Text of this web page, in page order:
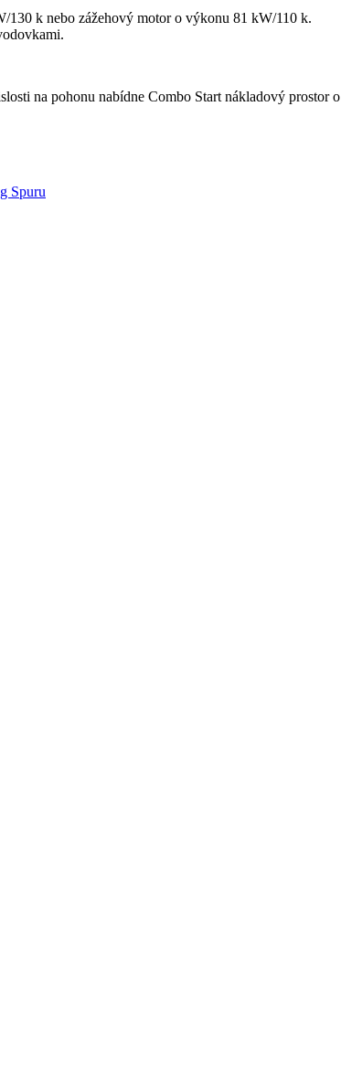
k nebo zážehový motor o výkonu 81 kW/110 k.
na pohonu nabídne Combo Start nákladový prostor o
Spuru